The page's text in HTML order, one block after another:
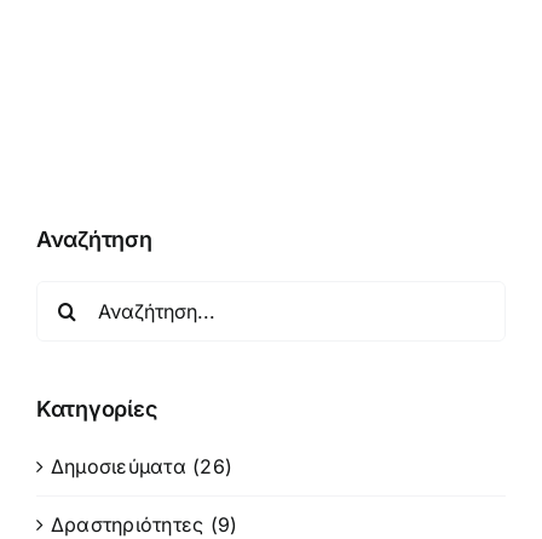
Αναζήτηση
Κατηγορίες
Δημοσιεύματα (26)
Δραστηριότητες (9)